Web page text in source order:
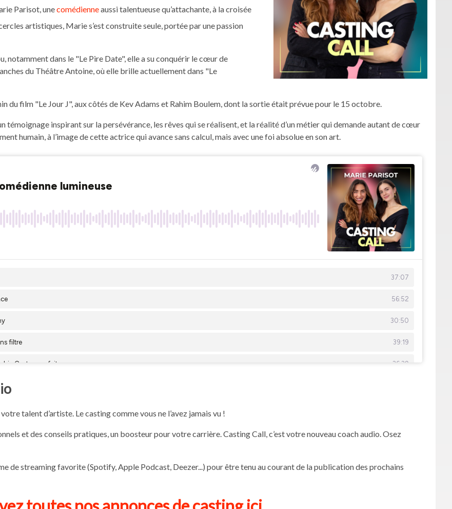
Parisot, unecomédienneaussi talentueuse qu’attachante, à la croisée
artistiques, Marie s’est construite seule, portée par une passion
notamment dans le "Le Pire Date", elle a su conquérir le cœur de
du Théâtre Antoine, où elle brille actuellement dans "Le
du film "Le Jour J", aux côtés de Kev Adams et Rahim Boulem, dont la sortie était prévue pour le 15 octobre.
inspirant sur la persévérance, les rêves qui se réalisent, et la réalité d’un métier qui demande autant de cœur
humain, à l’image de cette actrice qui avance sans calcul, mais avec une foi absolue en son art.
talent d’artiste. Le casting comme vous ne l’avez jamais vu !
et des conseils pratiques, un boosteur pour votre carrière. Casting Call, c’est votre nouveau coach audio. Osez
de streaming favorite (Spotify, Apple Podcast, Deezer...) pour être tenu au courant de la publication des prochains